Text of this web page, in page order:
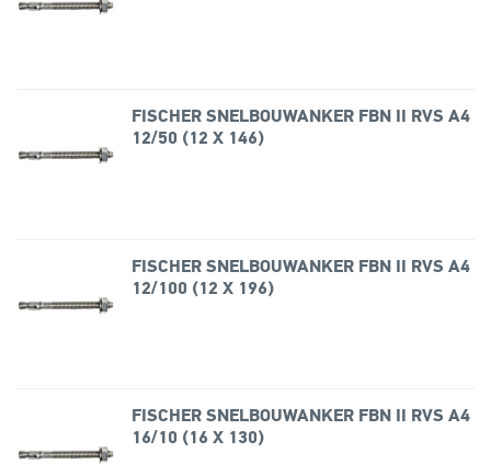
FISCHER SNELBOUWANKER FBN II RVS A4
12/50 (12 X 146)
FISCHER SNELBOUWANKER FBN II RVS A4
12/100 (12 X 196)
FISCHER SNELBOUWANKER FBN II RVS A4
16/10 (16 X 130)